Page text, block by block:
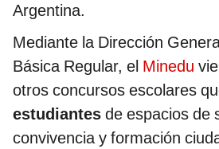
Argentina.
Mediante la Dirección
Básica Regular, el Minedu
otros concursos escolares
estudiantes de espacios de
convivencia y formación